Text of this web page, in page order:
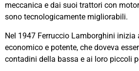
meccanica e dai suoi trattori con
sono tecnologicamente migliorabili.
Nel 1947 Ferruccio Lamborghini inizia
economico e potente, che doveva
contadini della bassa e ai loro piccoli